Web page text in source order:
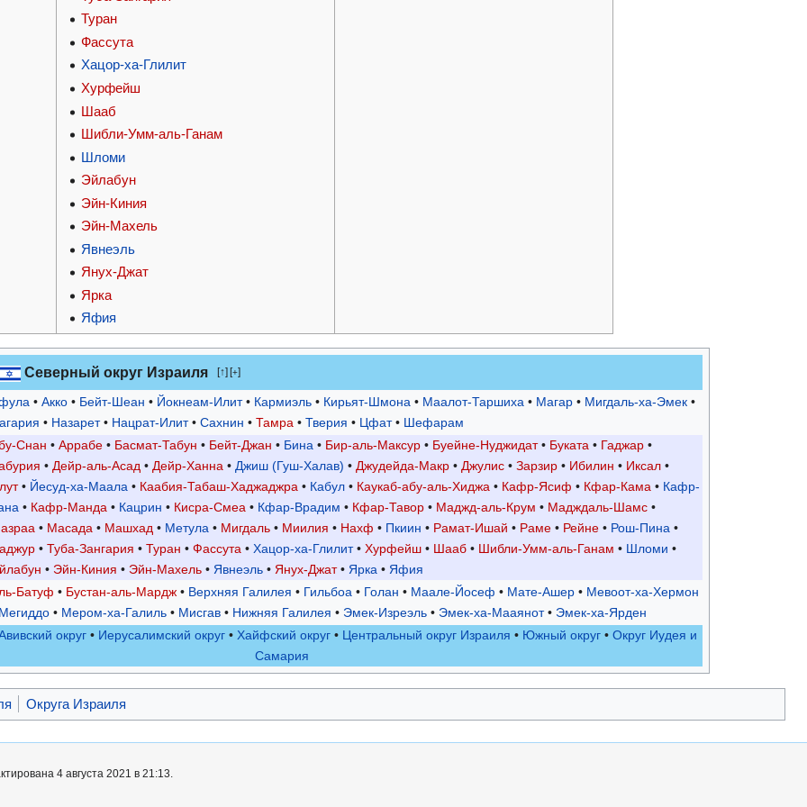
Туран
Фассута
Хацор-ха-Глилит
Хурфейш
Шааб
Шибли-Умм-аль-Ганам
Шломи
Эйлабун
Эйн-Киния
Эйн-Махель
Явнеэль
Янух-Джат
Ярка
Яфия
Северный округ Израиля ↑ [+]
• Акко • Бейт-Шеан • Йокнеам-Илит• Кармиэль • Кирьят-Шмона • Маалот-Таршиха • Магар • Мигдаль-ха-Эмек •
• Назарет• Нацрат-Илит• Сахнин • Тамра • Тверия • Цфат• Шефарам
Снан • Аррабе • Басмат-Табун • Бейт-Джан • Бина • Бир-аль-Максур • Буейне-Нуджидат• Буката • Гаджар •
• Дейр-аль-Асад • Дейр-Ханна • Джиш (Гуш-Халав) • Джудейда-Макр • Джулис • Зарзир • Ибилин • Иксал •
• Йесуд-ха-Маала • Каабия-Табаш-Хаджаджра • Кабул • Каукаб-абу-аль-Хиджа • Кафр-Ясиф • Кфар-Кама • Кафр-
• Кафр-Манда • Кацрин • Кисра-Смеа • Кфар-Врадим • Кфар-Тавор • Маджд-аль-Крум • Мадждаль-Шамс •
• Масада • Машхад • Метула • Мигдаль • Миилия • Нахф • Пкиин • Рамат-Ишай • Раме • Рейне • Рош-Пина •
• Туба-Зангария • Туран • Фассута • Хацор-ха-Глилит• Хурфейш • Шааб • Шибли-Умм-аль-Ганам • Шломи •
• Эйн-Киния • Эйн-Махель • Явнеэль • Янух-Джат• Ярка • Яфия
Батуф • Бустан-аль-Мардж • Верхняя Галилея • Гильбоа • Голан • Маале-Йосеф • Мате-Ашер • Мевоот-ха-Хермон
• Мером-ха-Галиль • Мисгав • Нижняя Галилея • Эмек-Изреэль • Эмек-ха-Мааянот• Эмек-ха-Ярден
округ• Иерусалимский округ• Хайфский округ• Центральный округ Израиля • Южный округ• Округ Иудея и
Самария
Округа Израиля
4 августа 2021 в 21:13.